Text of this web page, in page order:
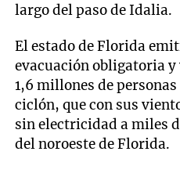
largo del paso de Idalia.
El estado de Florida
evacuación obligatoria
1,6 millones de
ciclón, que con sus
sin electricidad a miles
del noroeste de Florida.